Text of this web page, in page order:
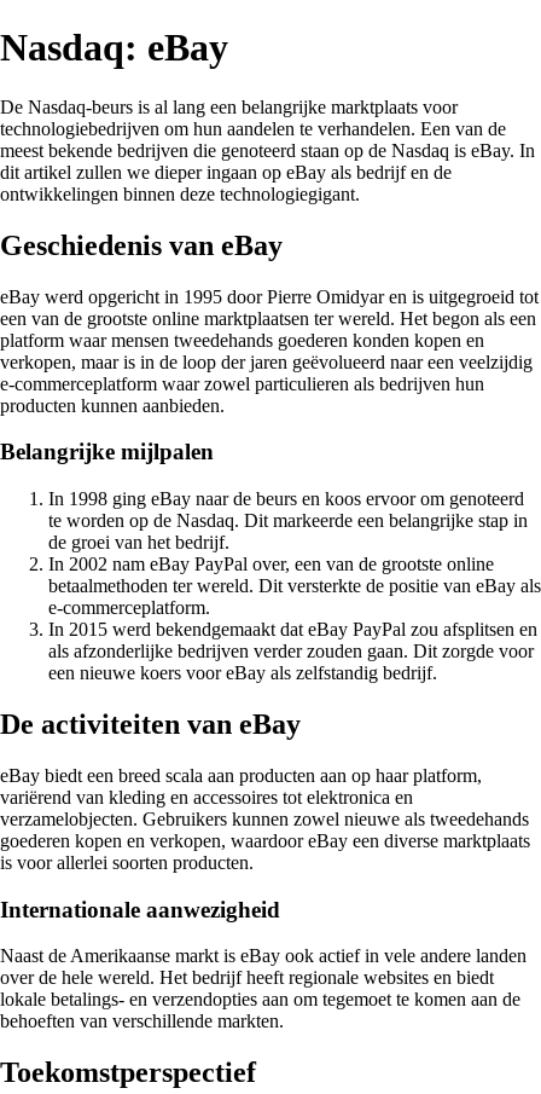
Nasdaq: eBay
De Nasdaq-beurs is al lang een belangrijke marktplaats voor
technologiebedrijven om hun aandelen te verhandelen. Een van de
meest bekende bedrijven die genoteerd staan op de Nasdaq is eBay. In
dit artikel zullen we dieper ingaan op eBay als bedrijf en de
ontwikkelingen binnen deze technologiegigant.
Geschiedenis van eBay
eBay werd opgericht in 1995 door Pierre Omidyar en is uitgegroeid tot
een van de grootste online marktplaatsen ter wereld. Het begon als een
platform waar mensen tweedehands goederen konden kopen en
verkopen, maar is in de loop der jaren geëvolueerd naar een veelzijdig
e-commerceplatform waar zowel particulieren als bedrijven hun
producten kunnen aanbieden.
Belangrijke mijlpalen
In 1998 ging eBay naar de beurs en koos ervoor om genoteerd
te worden op de Nasdaq. Dit markeerde een belangrijke stap in
de groei van het bedrijf.
In 2002 nam eBay PayPal over, een van de grootste online
betaalmethoden ter wereld. Dit versterkte de positie van eBay als
e-commerceplatform.
In 2015 werd bekendgemaakt dat eBay PayPal zou afsplitsen en
als afzonderlijke bedrijven verder zouden gaan. Dit zorgde voor
een nieuwe koers voor eBay als zelfstandig bedrijf.
De activiteiten van eBay
eBay biedt een breed scala aan producten aan op haar platform,
variërend van kleding en accessoires tot elektronica en
verzamelobjecten. Gebruikers kunnen zowel nieuwe als tweedehands
goederen kopen en verkopen, waardoor eBay een diverse marktplaats
is voor allerlei soorten producten.
Internationale aanwezigheid
Naast de Amerikaanse markt is eBay ook actief in vele andere landen
over de hele wereld. Het bedrijf heeft regionale websites en biedt
lokale betalings- en verzendopties aan om tegemoet te komen aan de
behoeften van verschillende markten.
Toekomstperspectief